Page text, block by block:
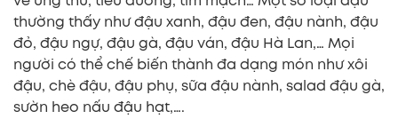
thường thấy như đậu xanh, đậu đen, đậu nành, đậu
đỏ, đậu ngự, đậu gà, đậu ván, đậu Hà Lan,… Mọi
người có thể chế biến thành đa dạng món như xôi
đậu, chè đậu, đậu phụ, sữa đậu nành, salad đậu gà,
sườn heo nấu đậu hạt,….